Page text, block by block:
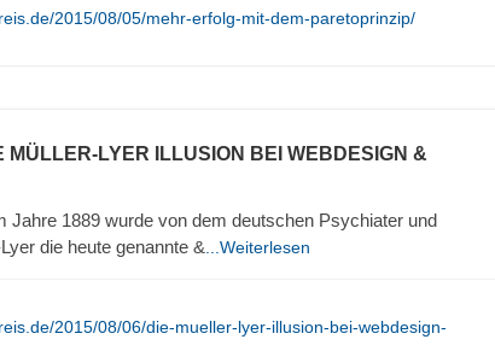
2015/08/05/mehr-erfolg-mit-dem-paretoprinzip/
MÜLLER-LYER ILLUSION BEI WEBDESIGN &
Jahre 1889 wurde von dem deutschen Psychiater und
die heute genannte & ...Weiterlesen
2015/08/06/die-mueller-lyer-illusion-bei-webdesign-